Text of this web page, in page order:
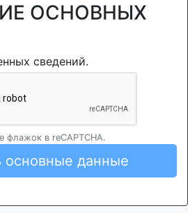
ОСНОВНЫХ
сведений.
флажок в reCAPTCHA.
основные данные